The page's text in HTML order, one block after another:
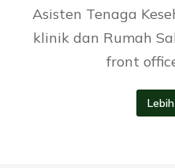
Asisten Tenaga
klinik dan Rumah
front